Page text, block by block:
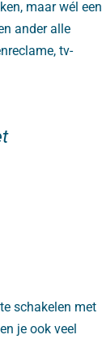
maar wél een
ander alle
tv-
schakelen met
je ook veel